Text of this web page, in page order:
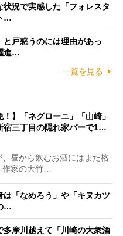
状況で実感した「フォレスタ
…
戸惑うのには理由があっ
進…
一覧を見る
！】「ネグローニ」「山崎」
宿三丁目の隠れ家バーで1…
昼から飲むお酒にはまた格
家の大竹…
は「なめろう」や「キヌカツ
…
多摩川越えて「川崎の大衆酒